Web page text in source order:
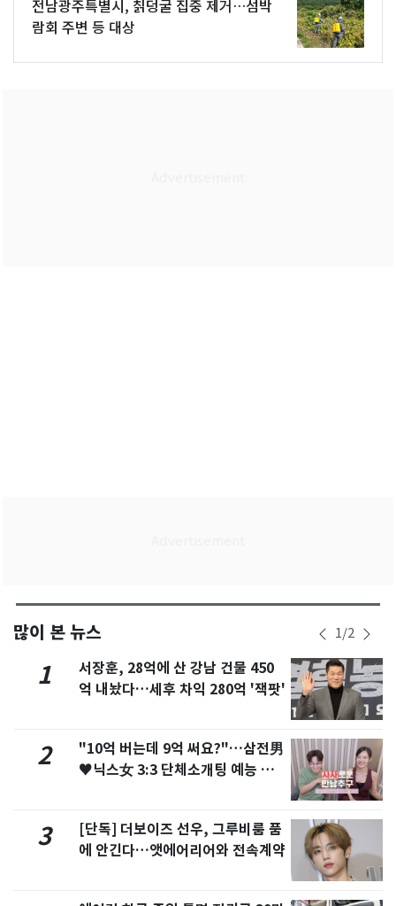
전남광주특별시, 칡덩굴 집중 제거…섬박
람회 주변 등 대상
많이 본 뉴스 1/2
1
서장훈, 28억에 산 강남 건물 450
억 내놨다…세후 차익 280억 '잭팟'
2
"10억 버는데 9억 써요?"…삼전男
♥닉스女 3:3 단체소개팅 예능 화
3
[단독] 더보이즈 선우, 그루비룸 품
에 안긴다…앳에어리어와 전속계약